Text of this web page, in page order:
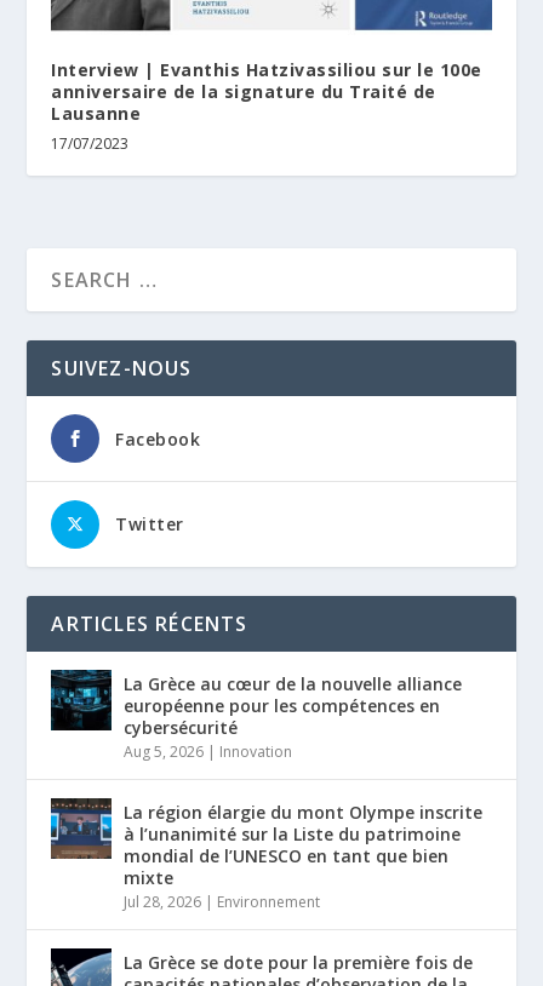
Interview | Evanthis Hatzivassiliou sur le 100e
anniversaire de la signature du Traité de
Lausanne
17/07/2023
SUIVEZ-NOUS
Facebook
Twitter
ARTICLES RÉCENTS
La Grèce au cœur de la nouvelle alliance
européenne pour les compétences en
cybersécurité
Aug 5, 2026 | Innovation
La région élargie du mont Olympe inscrite
à l’unanimité sur la Liste du patrimoine
mondial de l’UNESCO en tant que bien
mixte
Jul 28, 2026 | Environnement
La Grèce se dote pour la première fois de